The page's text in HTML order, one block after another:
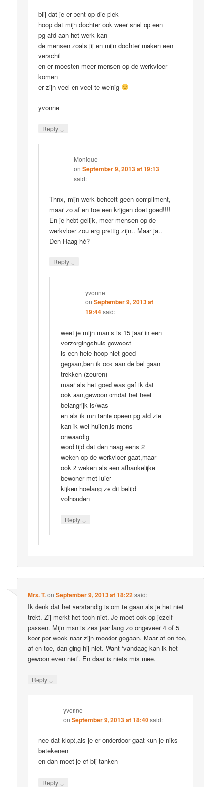
blij dat je er bent op die plek
hoop dat mijn dochter ook weer snel op een
pg afd aan het werk kan
de mensen zoals jij en mijn dochter maken een
verschil
en er moesten meer mensen op de werkvloer
komen
er zijn veel en veel te weinig
yvonne
Reply ↓
Monique
onSeptember 9, 2013 at 19:13
said:
Thnx, mijn werk behoeft geen compliment,
maar zo af en toe een krijgen doet goed!!!!
En je hebt gelijk, meer mensen op de
werkvloer zou erg prettig zijn.. Maar ja..
Den Haag hè?
Reply ↓
yvonne
on September 9, 2013 at
19:44 said:
weet je mijn mams is 15 jaar in een
verzorgingshuis geweest
is een hele hoop niet goed
gegaan,ben ik ook aan de bel gaan
trekken (zeuren)
maar als het goed was gaf ik dat
ook aan,gewoon omdat het heel
belangrijk is/was
en als ik mn tante opeen pg afd zie
kan ik wel huilen,is mens
onwaardig
word tijd dat den haag eens 2
weken op de werkvloer gaat,maar
ook 2 weken als een afhankelijke
bewoner met luier
kijken hoelang ze dit belijd
volhouden
Reply ↓
Mrs. T.onSeptember 9, 2013 at 18:22said:
Ik denk dat het verstandig is om te gaan als je het niet
trekt. Zij merkt het toch niet. Je moet ook op jezelf
passen. Mijn man is zes jaar lang zo ongeveer 4 of 5
keer per week naar zijn moeder gegaan. Maar af en toe,
af en toe, dan ging hij niet. Want ‘vandaag kan ik het
gewoon even niet’. En daar is niets mis mee.
Reply ↓
yvonne
onSeptember 9, 2013 at 18:40said:
nee dat klopt,als je er onderdoor gaat kun je niks
betekenen
en dan moet je ef bij tanken
Reply ↓